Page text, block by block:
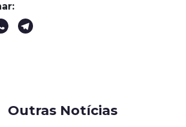
Outras Notícias